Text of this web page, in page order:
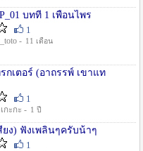
บทที่ 1 เพื่อนไพร
1
- 11 เดือน
กเตอร์ (อาถรรพ์ เขาแท
1
กะกะ - 1 ปี
ง) ฟังเพลินๆครับน้าๆ
1